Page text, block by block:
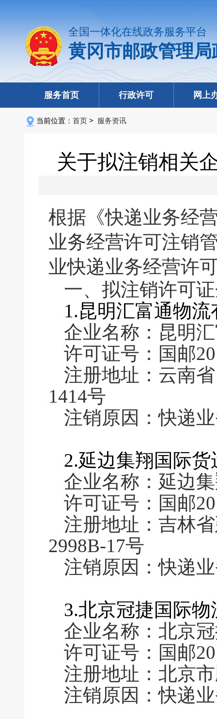
全国一体化在线政务服务平台
黄冈市邮政管理
服务首页 行政许可 网上
当前位置： 首页 > 服务资讯
关于拟注销相关
根据《快递业务经
业务经营许可注销
业快递业务经营许
一、拟注销许可
1.昆明汇富通物
企业名称：昆明
许可证号：国邮
注册地址：云南
1414号
注销原因：快递
2.延边集翔国际
企业名称：延边
许可证号：国邮
注册地址：吉林
2998B-17号
注销原因：快递
3.北京冠捷国际
企业名称：北京
许可证号：国邮
注册地址：北京
注销原因：快递